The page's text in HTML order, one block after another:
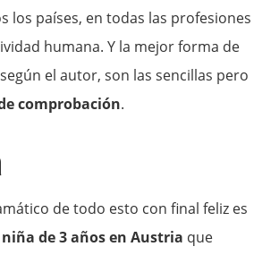
los países, en todas las profesiones
humana. Y la mejor forma de
el autor, son las sencillas pero
comprobación.
de todo esto con final feliz es
de 3 años en Austria que